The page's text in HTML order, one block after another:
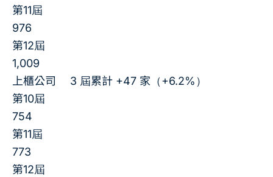
第11屆
976
第12屆
1,009
上櫃公司
3 屆累計 +47 家（+6.2%）
第10屆
754
第11屆
773
第12屆